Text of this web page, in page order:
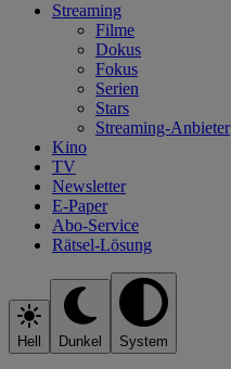
Streaming
Filme
Dokus
Fokus
Serien
Stars
Streaming-Anbieter
Kino
TV
Newsletter
E-Paper
Abo-Service
Rätsel-Lösung
Hell Dunkel System